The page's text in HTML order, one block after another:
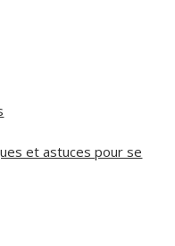
et astuces pour se